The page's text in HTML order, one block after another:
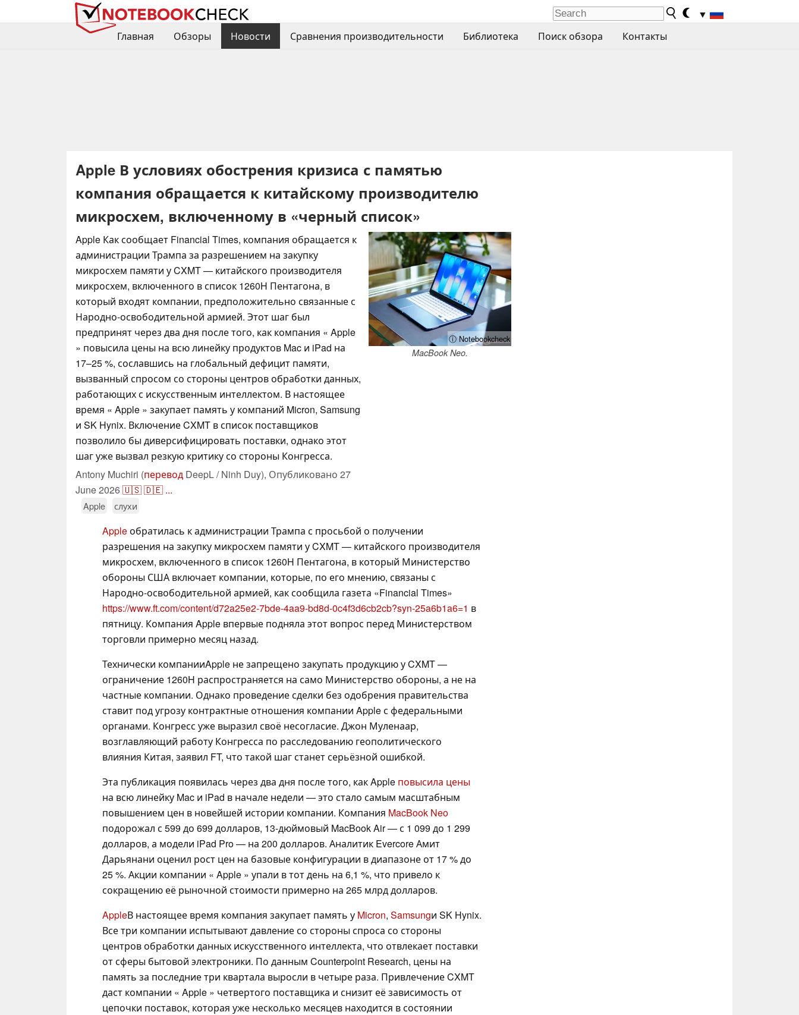
▼
Главная
Обзоры Новости Сравнения производительности Библиотека Поиск обзора Контакты
Apple В условиях обострения кризиса с памятью
компания обращается к китайскому производителю
микросхем, включенному в «черный список»
ⓘ Notebookcheck
MacBook Neo.
Apple Как сообщает Financial Times, компания обращается к
администрации Трампа за разрешением на закупку
микросхем памяти у CXMT — китайского производителя
микросхем, включенного в список 1260H Пентагона, в
который входят компании, предположительно связанные с
Народно-освободительной армией. Этот шаг был
предпринят через два дня после того, как компания « Apple
» повысила цены на всю линейку продуктов Mac и iPad на
17–25 %, сославшись на глобальный дефицит памяти,
вызванный спросом со стороны центров обработки данных,
работающих с искусственным интеллектом. В настоящее
время « Apple » закупает память у компаний Micron, Samsung
и SK Hynix. Включение CXMT в список поставщиков
позволило бы диверсифицировать поставки, однако этот
шаг уже вызвал резкую критику со стороны Конгресса.
Antony Muchiri (перевод DeepL / Ninh Duy), Опубликовано 27
June 2026🇺🇸🇩🇪 ...
Apple слухи
Appleобратилась к администрации Трампа с просьбой о получении
разрешения на закупку микросхем памяти у CXMT — китайского производителя
микросхем, включенного в список 1260H Пентагона, в который Министерство
обороны США включает компании, которые, по его мнению, связаны с
Народно-освободительной армией, как сообщила газета «Financial Times»
https://www.ft.com/content/d72a25e2-7bde-4aa9-bd8d-0c4f3d6cb2cb?syn-25a6b1a6=1 в
пятницу. Компания Apple впервые подняла этот вопрос перед Министерством
торговли примерно месяц назад.
Технически компанииApple не запрещено закупать продукцию у CXMT —
ограничение 1260H распространяется на само Министерство обороны, а не на
частные компании. Однако проведение сделки без одобрения правительства
ставит под угрозу контрактные отношения компании Apple с федеральными
органами. Конгресс уже выразил своё несогласие. Джон Муленаар,
возглавляющий работу Конгресса по расследованию геополитического
влияния Китая, заявил FT, что такой шаг станет серьёзной ошибкой.
Эта публикация появилась через два дня после того, как Apple повысила цены
на всю линейку Mac и iPad в начале недели — это стало самым масштабным
повышением цен в новейшей истории компании. Компания MacBook Neo
подорожал с 599 до 699 долларов, 13-дюймовый MacBook Air — с 1 099 до 1 299
долларов, а модели iPad Pro — на 200 долларов. Аналитик Evercore Амит
Дарьянани оценил рост цен на базовые конфигурации в диапазоне от 17 % до
25 %. Акции компании « Apple » упали в тот день на 6,1 %, что привело к
сокращению её рыночной стоимости примерно на 265 млрд долларов.
AppleВ настоящее время компания закупает память у Micron, Samsungи SK Hynix.
Все три компании испытывают давление со стороны спроса со стороны
центров обработки данных искусственного интеллекта, что отвлекает поставки
от сферы бытовой электроники. По данным Counterpoint Research, цены на
память за последние три квартала выросли в четыре раза. Привлечение CXMT
даст компании « Apple » четвертого поставщика и снизит её зависимость от
цепочки поставок, которая уже несколько месяцев находится в состоянии